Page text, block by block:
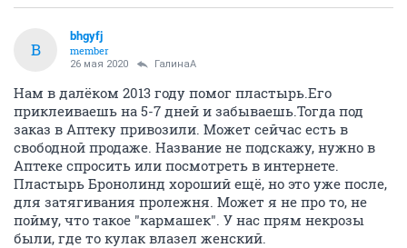
B
bhgyfj
member
26 мая 2020 ГалинаА
Нам в далёком 2013 году помог пластырь.Его
приклеиваешь на 5-7 дней и забываешь.Тогда под
заказ в Аптеку привозили. Может сейчас есть в
свободной продаже. Название не подскажу, нужно в
Аптеке спросить или посмотреть в интернете.
Пластырь Бронолинд хороший ещё, но это уже после,
для затягивания пролежня. Может я не про то, не
пойму, что такое "кармашек". У нас прям некрозы
были, где то кулак влазел женский.